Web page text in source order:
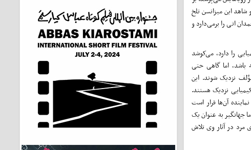
این میزانسن تلخ
اتی را برمی‌دارد و
را دارد، می‌کوشد
باشد، اما گاهی حتی
نزدیک شوند. این
نزدیک هستند.
آن‌ها قرار است
جهانگیر به عنوان یک
مرد در آثار وی تلاش